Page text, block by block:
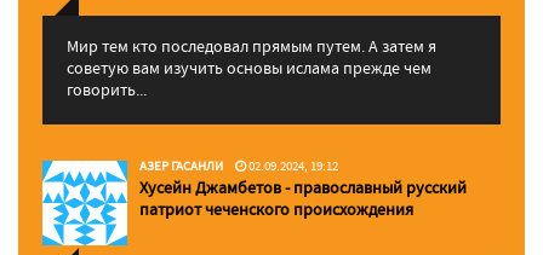
Мир тем кто последовал прямым путем. А затем я
советую вам изучить основы ислама прежде чем
говорить...
АЗЕР ГАСАНЛИ 02.09.2024, 19:12
Хусейн Джамбетов - православный русский
патриот чеченского происхождения